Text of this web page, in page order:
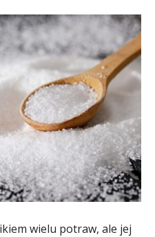
wielu potraw, ale jej